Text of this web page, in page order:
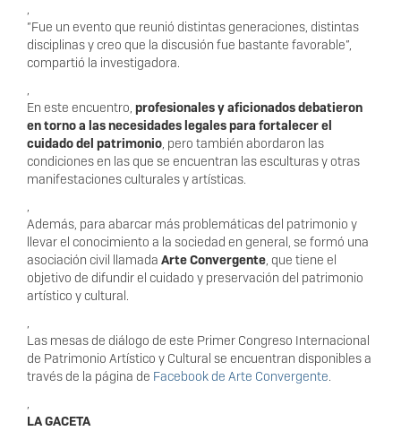
,
“Fue un evento que reunió distintas generaciones, distintas
disciplinas y creo que la discusión fue bastante favorable”,
compartió la investigadora.
,
En este encuentro, profesionales y aficionados debatieron
en torno a las necesidades legales para fortalecer el
cuidado del patrimonio, pero también abordaron las
condiciones en las que se encuentran las esculturas y otras
manifestaciones culturales y artísticas.
,
Además, para abarcar más problemáticas del patrimonio y
llevar el conocimiento a la sociedad en general, se formó una
asociación civil llamada Arte Convergente, que tiene el
objetivo de difundir el cuidado y preservación del patrimonio
artístico y cultural.
,
Las mesas de diálogo de este Primer Congreso Internacional
de Patrimonio Artístico y Cultural se encuentran disponibles a
través de la página de Facebook de Arte Convergente.
,
LA GACETA